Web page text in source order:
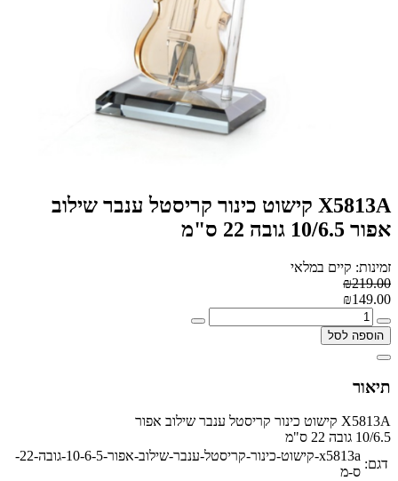
X5813A קישוט כינור קריסטל ענבר שילוב
אפור 10/6.5 גובה 22 ס"מ
זמינות: קיים במלאי
₪219.00
₪149.00
הוספה לסל
תיאור
X5813A קישוט כינור קריסטל ענבר שילוב אפור
10/6.5 גובה 22 ס"מ
דגם:
x5813a-קישוט-כינור-קריסטל-ענבר-שילוב-אפור-10-6-5-גובה-22-
ס-מ